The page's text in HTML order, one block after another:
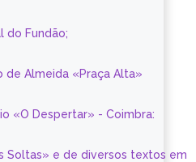
do Fundão;
de Almeida «Praça Alta»
«O Despertar» - Coimbra:
Soltas» e de diversos textos em